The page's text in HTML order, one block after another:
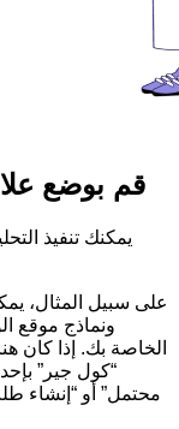
قم بوضع
يمكنك تنفيذ
على سبيل المثال،
ونماذج موقع
الخاصة بك. إذا كان
“كول جير”
محتمل” أو “إنشاء